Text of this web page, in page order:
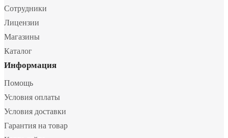
Сотрудники
Лицензии
Магазины
Каталог
Информация
Помощь
Условия оплаты
Условия доставки
Гарантия на товар